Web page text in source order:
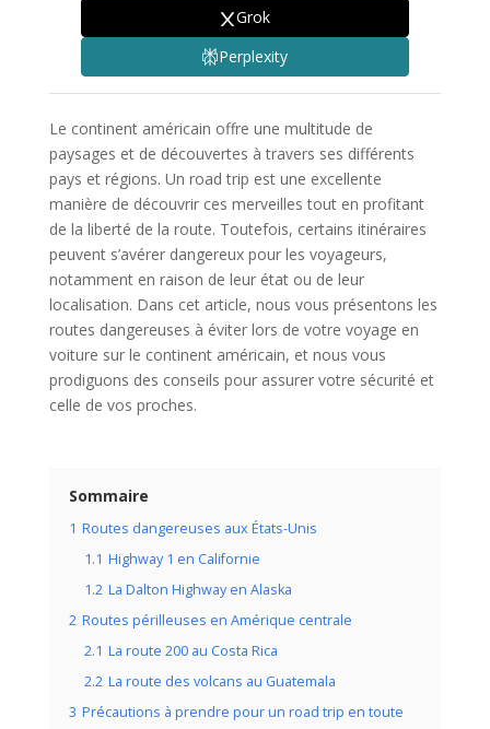
Grok
Perplexity
Le continent américain offre une multitude de
paysages et de découvertes à travers ses différents
pays et régions. Un road trip est une excellente
manière de découvrir ces merveilles tout en profitant
de la liberté de la route. Toutefois, certains itinéraires
peuvent s’avérer dangereux pour les voyageurs,
notamment en raison de leur état ou de leur
localisation. Dans cet article, nous vous présentons les
routes dangereuses à éviter lors de votre voyage en
voiture sur le continent américain, et nous vous
prodiguons des conseils pour assurer votre sécurité et
celle de vos proches.
Sommaire
1 Routes dangereuses aux États-Unis
1.1 Highway 1 en Californie
1.2 La Dalton Highway en Alaska
2 Routes périlleuses en Amérique centrale
2.1 La route 200 au Costa Rica
2.2 La route des volcans au Guatemala
3 Précautions à prendre pour un road trip en toute